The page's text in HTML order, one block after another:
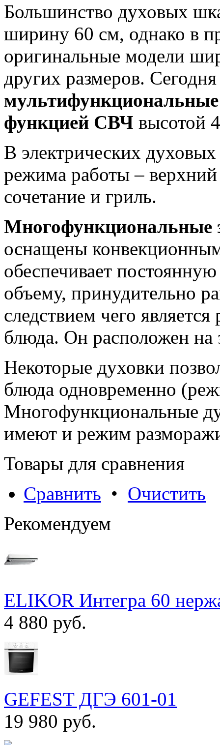
Большинство духовых
ширину 60 см, однако в
оригинальные модели
других размеров.
мультифункциональные
функцией СВЧ высотой
В электрических
режима работы –
сочетание и гриль.
Многофункциональные
оснащены
обеспечивает
объему, принудительно
следствием чего
блюда. Он расположен на
Некоторые духовки
блюда одновременно
Многофункциональные
имеют и режим
Товары для сравнения
Сравнить • Очистить
Рекомендуем
ELIKOR Интегра 60
4 880 руб.
GEFEST ДГЭ 601-01
19 980 руб.